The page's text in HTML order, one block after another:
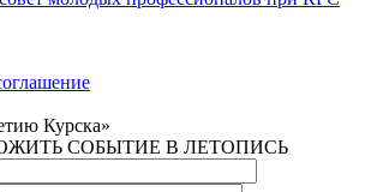
Курска»
СОБЫТИЕ В ЛЕТОПИСЬ